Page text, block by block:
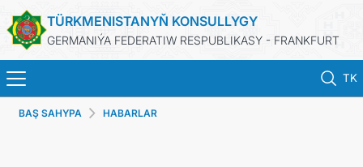
TÜRKMENISTANYŇ KONSULLYGY
GERMANIÝA FEDERATIW RESPUBLIKASY - FRANKFURT
TK
BAŞ SAHYPA
BAŞ SAHYPA HABARLAR